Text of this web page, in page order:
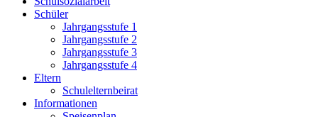
Schüler
Jahrgangsstufe 1
Jahrgangsstufe 2
Jahrgangsstufe 3
Jahrgangsstufe 4
Eltern
Schulelternbeirat
Informationen